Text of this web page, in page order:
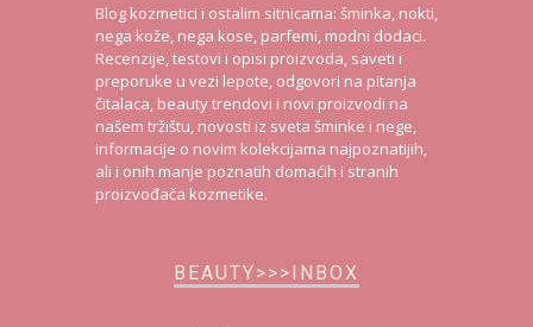
Blog kozmetici i ostalim sitnicama: šminka, nokti,
nega kože, nega kose, parfemi, modni dodaci.
Recenzije, testovi i opisi proizvoda, saveti i
preporuke u vezi lepote, odgovori na pitanja
čitalaca, beauty trendovi i novi proizvodi na
našem tržištu, novosti iz sveta šminke i nege,
informacije o novim kolekcijama najpoznatijih,
ali i onih manje poznatih domaćih i stranih
proizvođača kozmetike.
BEAUTY>>>INBOX